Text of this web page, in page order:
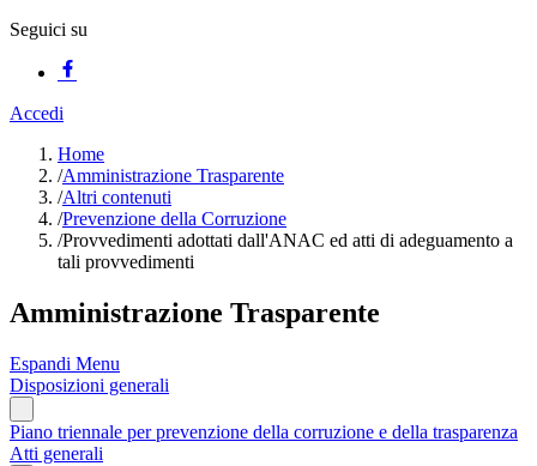
Seguici su
Accedi
Home
/Amministrazione Trasparente
/Altri contenuti
/Prevenzione della Corruzione
/Provvedimenti adottati dall'ANAC ed atti di adeguamento a
tali provvedimenti
Amministrazione Trasparente
Espandi Menu
Disposizioni generali
Piano triennale per prevenzione della corruzione e della trasparenza
Atti generali